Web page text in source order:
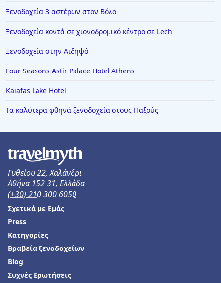
Ξενοδοχεία 3 αστέρων στον Βόλο
Ξενοδοχεία κοντά σε χιονοδρομικό κέντρο σε Lech
Ξενοδοχεία στην Αιδηψό
Four Seasons Astir Palace Hotel Athens
Kaiafas Lake Hotel
Τα καλύτερα φθηνά ξενοδοχεία στους Παξούς
Γυθείου 22, Χαλάνδρι
Αθήνα 152 31, Ελλάδα
(+30) 210 300 6050
Σχετικά με Εμάς
Press
Κατηγορίες
Βραβεία ξενοδοχείων
Blog
Συχνές Ερωτήσεις